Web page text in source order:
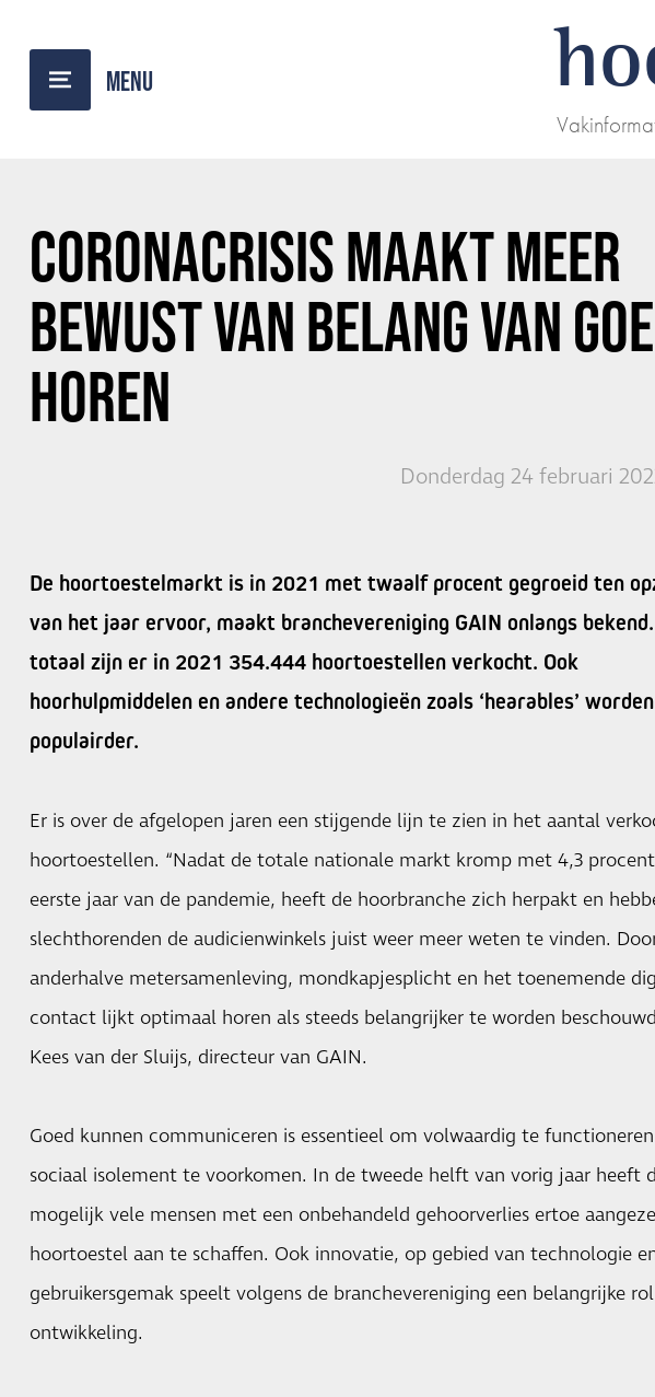
CORONACRISIS MAAKT MEER
BEWUSTVAN BELANG VAN
HOREN
Donderdag 24 februari
De hoortoestelmarkt is in 2021 met twaalf procent gegroeid ten
van het jaar ervoor, maakt branchevereniging GAIN onlangs
totaal zijn er in 2021 354.444 hoortoestellen verkocht. Ook
hoorhulpmiddelen en andere technologieën zoals ‘hearables’
populairder.
Er is over de afgelopen jaren een stijgende lijn te zien in het aantal
hoortoestellen. “Nadat de totale nationale markt kromp met 4,3
eerste jaar van de pandemie, heeft de hoorbranche zich herpakt en
slechthorenden de audicienwinkels juist weer meer weten te vinden.
anderhalve metersamenleving, mondkapjesplicht en het toenemende
contact lijkt optimaal horen als steeds belangrijker te worden
Kees van der Sluijs, directeur van GAIN.
Goed kunnen communiceren is essentieel om volwaardig te
sociaal isolement te voorkomen. In de tweede helft van vorig jaar heeft
mogelijk vele mensen met een onbehandeld gehoorverlies ertoe
hoortoestel aan te schaffen. Ook innovatie, op gebied van technologie
gebruikersgemak speelt volgens de branchevereniging een belangrijke
ontwikkeling.